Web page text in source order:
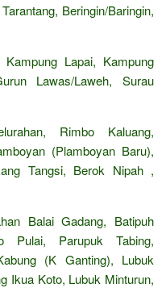
Beringin/Baringin,
Lapai, Kampung
Lawas/Laweh, Surau
Rimbo Kaluang,
(Plamboyan Baru),
Tangsi, Berok Nipah ,
Balai Gadang, Batipuh
Pulai, Parupuk Tabing,
(K Ganting), Lubuk
Ikua Koto, Lubuk Minturun,